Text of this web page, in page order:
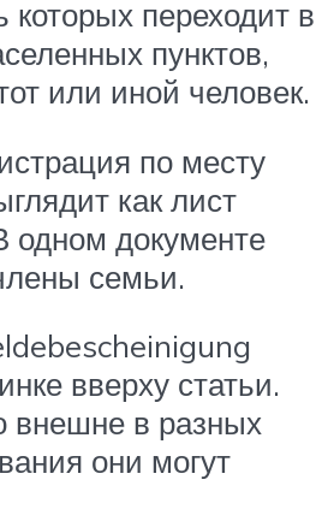
которых переходит в
пунктов,
или иной человек.
по месту
как лист
документе
семьи.
вверху статьи.
внешне в разных
они могут